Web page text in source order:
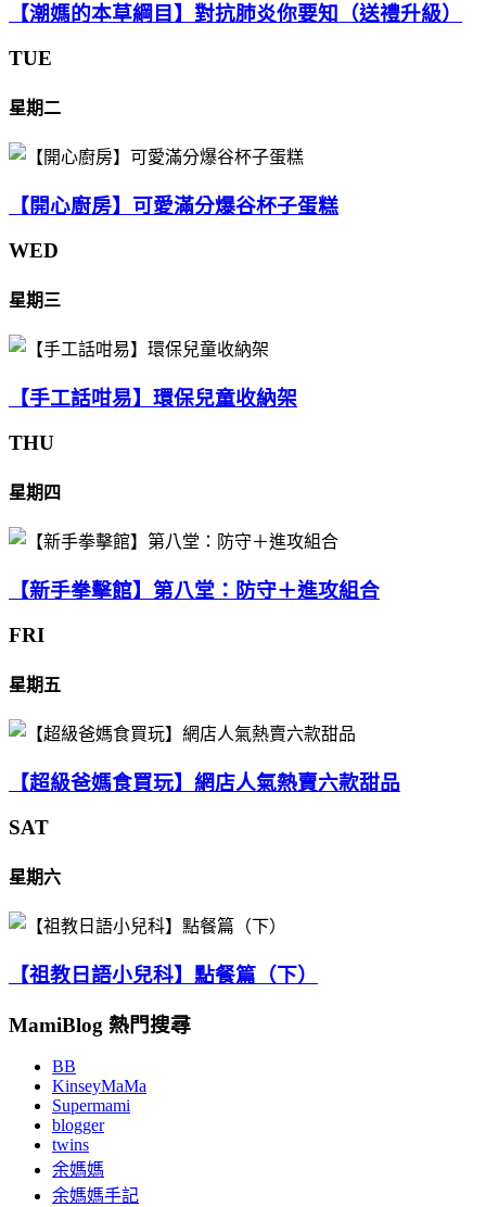
【潮媽的本草綱目】對抗肺炎你要知（送禮升級）
TUE
星期二
【開心廚房】可愛滿分爆谷杯子蛋糕
WED
星期三
【手工話咁易】環保兒童收納架
THU
星期四
【新手拳擊館】第八堂：防守＋進攻組合
FRI
星期五
【超級爸媽食買玩】網店人氣熱賣六款甜品
SAT
星期六
【祖教日語小兒科】點餐篇（下）
MamiBlog 熱門搜尋
BB
KinseyMaMa
Supermami
blogger
twins
余媽媽
余媽媽手記